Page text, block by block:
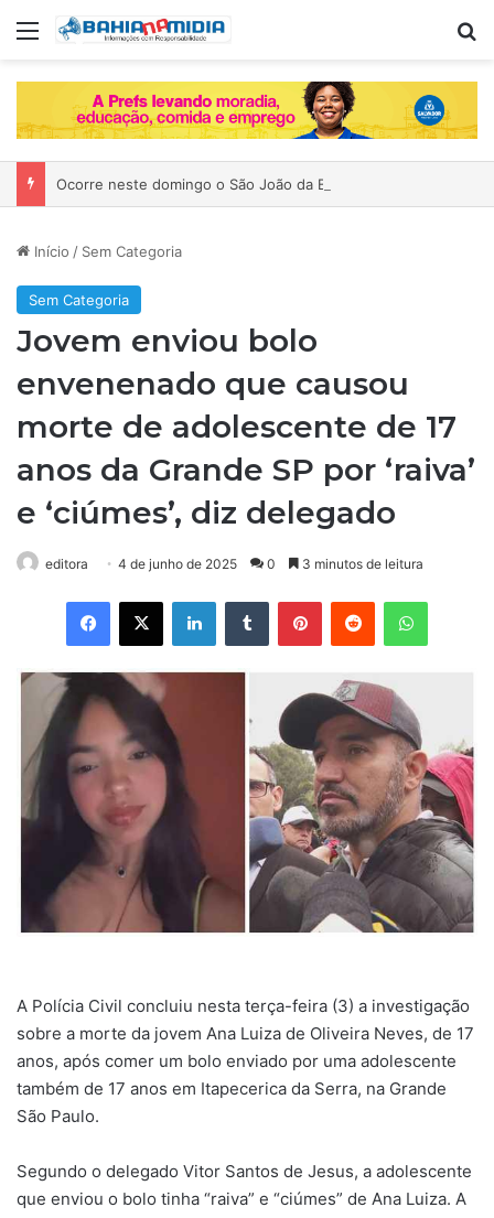
Menu
Início / Sem Categoria
Sem Categoria
Jovem enviou bolo
envenenado que causou
morte de adolescente de 17
anos da Grande SP por ‘raiva’
e ‘ciúmes’, diz delegado
editora 4 de junho de 2025 0 3 minutos de leitura
A Polícia Civil concluiu nesta terça-feira (3) a investigação
sobre a morte da jovem Ana Luiza de Oliveira Neves, de 17
anos, após comer um bolo enviado por uma adolescente
também de 17 anos em Itapecerica da Serra, na Grande
São Paulo.
Segundo o delegado Vitor Santos de Jesus, a adolescente
que enviou o bolo tinha “raiva” e “ciúmes” de Ana Luiza. A